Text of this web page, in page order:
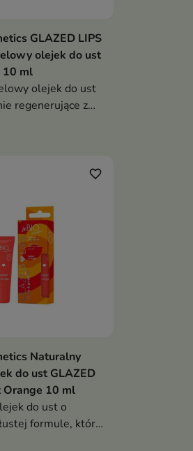
Dodaj do koszyka
GLAZED LIPS
olejek do ust
10 ml
olejek do ust
regenerujące z
Dodaj do koszyka
favorite_border
Naturalny
do ust GLAZED
Orange 10 ml
do ust o
formule, który